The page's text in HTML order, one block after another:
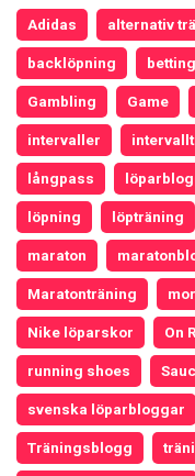
Adidas alternativ
backlöpning betting
Gambling Game
intervaller
långpass
löpning löpträning
maraton
Maratonträning
Nike löparskor On
running shoes
svenska löparbloggar
Träningsblogg